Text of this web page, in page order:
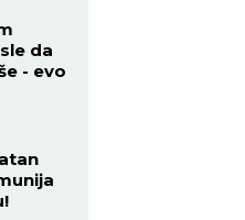
da
- evo